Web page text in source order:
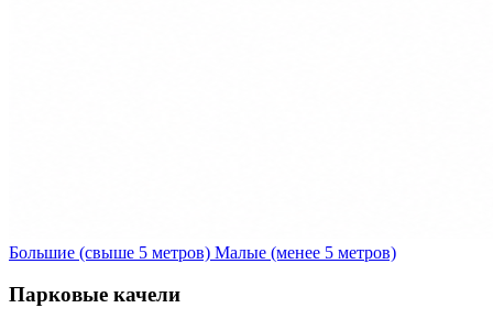
Большие (свыше 5 метров) Малые (менее 5 метров)
Парковые качели